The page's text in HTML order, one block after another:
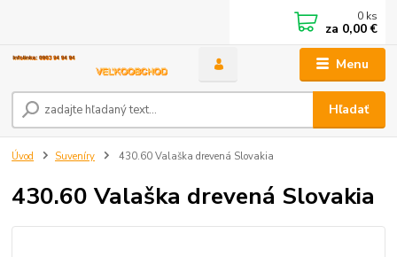
Menu
Hľadať
0 ks
za 0,00 €
Úvod Suveníry 430.60 Valaška drevená Slovakia
430.60 Valaška drevená Slovakia